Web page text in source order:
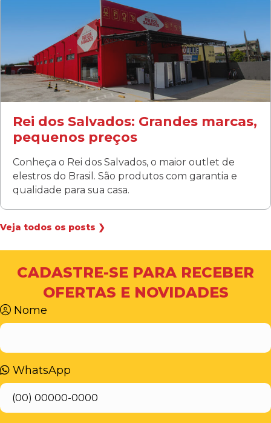
Rua Albino Beatriz, 100 - Fanny, Curitiba –PR
Segunda a sábado: 09h00 às 19h00
Domingo: FECHADA
ÚLTIMOS DIAS DE LIQUIDAÇÃO!
(41) 3411-1754
(41) 99249-4620
Rei dos Salvados: Grandes marcas,
pequenos preços
Conheça o Rei dos Salvados, o maior outlet de
elestros do Brasil. São produtos com garantia e
qualidade para sua casa.
Veja todos os posts ❯
CADASTRE-SE PARA RECEBER
OFERTAS E NOVIDADES
Nome
WhatsApp